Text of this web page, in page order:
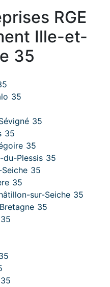
RGE
Ille-et-
35
35
35
35
35
du-Plessis 35
35
35
sur-Seiche 35
35